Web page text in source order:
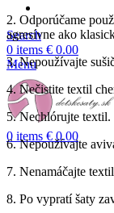
Search
0 items € 0.00
Menu
0 items €0.00
2. Odporúčame
agresívne ako
3. Nepoužívajte
4. Nečistite textil
5. Nechlórujte textil.
6. Nepoužívajte
7. Nenamáčajte
8. Po vypratí šaty